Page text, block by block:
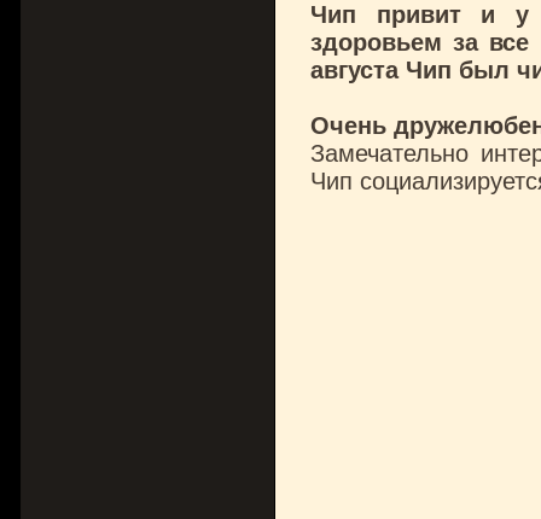
Чип привит и у
здоровьем за
августа Чип был
Очень
Замечательно
Чип